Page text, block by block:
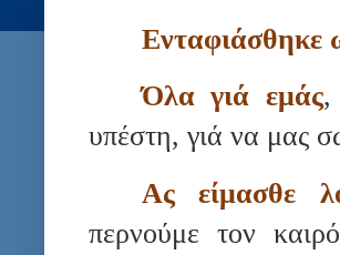
Ενταφιάσθηκε
Όλα γιά εμάς,
υπέστη, γιά να μας
Ας είμασθε
περνούμε τον